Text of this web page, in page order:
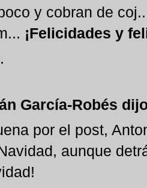
y cobran de
¡Felicidades y
García-Robés
por el post,
aunque